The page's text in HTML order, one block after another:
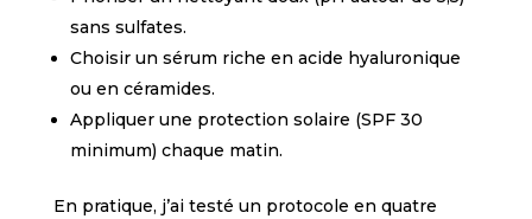
sans sulfates.
Choisir un sérum riche en acide hyaluronique
ou en céramides.
Appliquer une protection solaire (SPF 30
minimum) chaque matin.
En pratique, j’ai testé un protocole en quatre